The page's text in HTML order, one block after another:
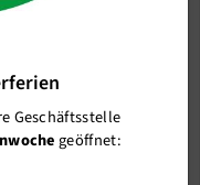
Geschäftsstelle
geöffnet: